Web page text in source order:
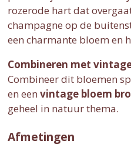
rozerode hart dat
champagne op de
een charmante bloem en
Combineren met
Combineer dit bloemen
en een vintage bloem
geheel in natuur thema.
Afmetingen